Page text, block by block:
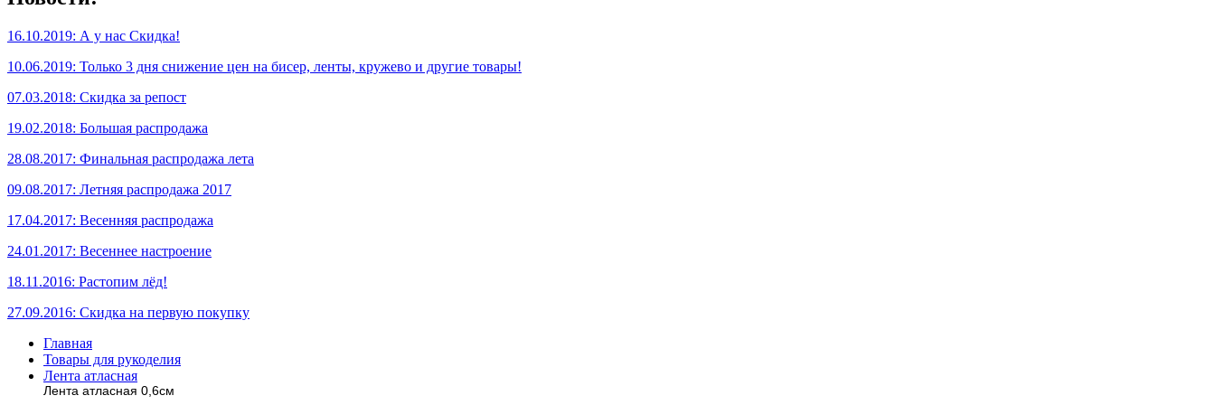
16.10.2019: А у нас Скидка!
10.06.2019: Только 3 дня снижение цен на бисер, ленты, кружево и другие товары!
07.03.2018: Скидка за репост
19.02.2018: Большая распродажа
28.08.2017: Финальная распродажа лета
09.08.2017: Летняя распродажа 2017
17.04.2017: Весенняя распродажа
24.01.2017: Весеннее настроение
18.11.2016: Растопим лёд!
27.09.2016: Скидка на первую покупку
Главная
Товары для рукоделия
Лента атласная
Лента атласная 0,6см